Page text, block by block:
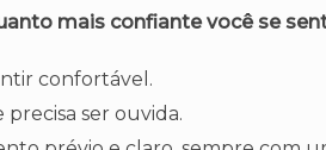
mais confiante você se
confortável.
ser ouvida.